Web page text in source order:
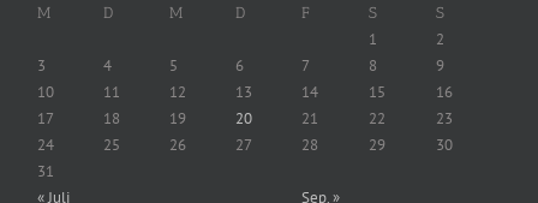
M D M D F S S
1
2
3
4 5 6 7 8
9
10
11 12 13 14 15
16
17
18 19 20 21 22
23
24
25 26 27 28 29
30
31
« Juli
Sep. »